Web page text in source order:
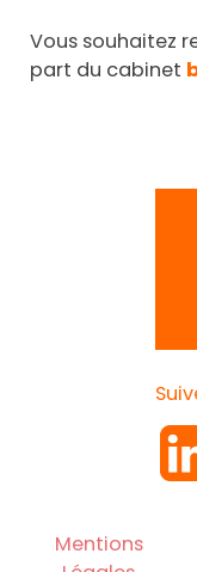
Vous souhaitez
part du cabinet
Mentions